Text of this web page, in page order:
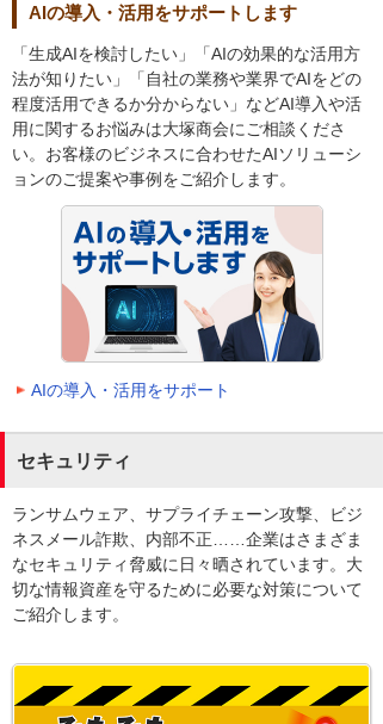
AIの導入・活用をサポートします
「生成AIを検討したい」「AIの効果的な活用方
法が知りたい」「自社の業務や業界でAIをどの
程度活用できるか分からない」などAI導入や活
用に関するお悩みは大塚商会にご相談くださ
い。お客様のビジネスに合わせたAIソリューシ
ョンのご提案や事例をご紹介します。
AIの導入・活用をサポート
セキュリティ
ランサムウェア、サプライチェーン攻撃、ビジ
ネスメール詐欺、内部不正……企業はさまざま
なセキュリティ脅威に日々晒されています。大
切な情報資産を守るために必要な対策について
ご紹介します。